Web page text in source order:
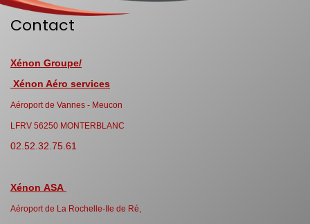
Contact
Xénon Groupe/
Xénon Aéro services
Aéroport de Vannes - Meucon
LFRV 56250 MONTERBLANC
02.52.32.75.61
Xénon ASA
Aéroport de La Rochelle-Ile de Ré,